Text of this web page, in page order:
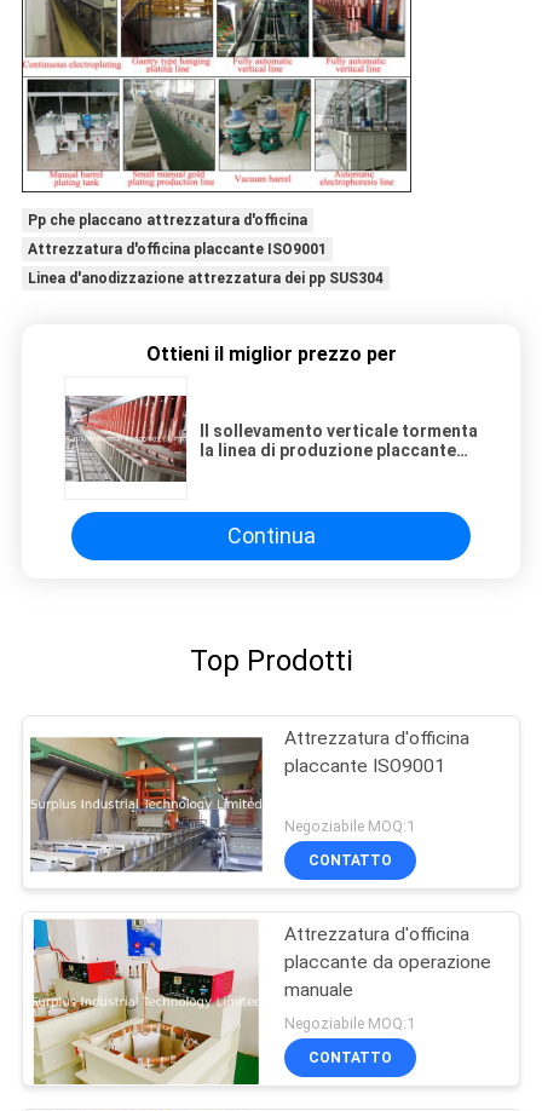
Pp che placcano attrezzatura d'officina
Attrezzatura d'officina placcante ISO9001
Linea d'anodizzazione attrezzatura dei pp SUS304
Ottieni il miglior prezzo per
Il sollevamento verticale tormenta
la linea di produzione placcante
Continua
Top Prodotti
Attrezzatura d'officina
placcante ISO9001
Negoziabile MOQ:1
CONTATTO
Attrezzatura d'officina
placcante da operazione
manuale
Negoziabile MOQ:1
CONTATTO